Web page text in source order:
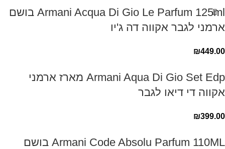
Armani Acqua Di Gio Le Parfum 125ml בושם
ארמני לגבר אקווה דה ג'יו
₪449.00
Armani Aqua Di Gio Set Edp מארז ארמני
אקווה די דיאו לגבר
₪399.00
Armani Code Absolu Parfum 110ML בושם